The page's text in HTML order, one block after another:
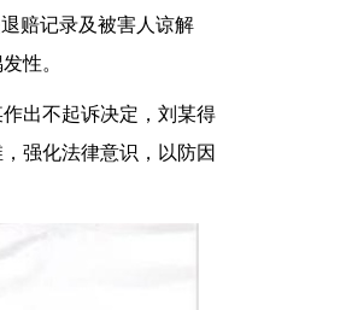
赔记录及被害人谅解
性。
出不起诉决定，刘某得
强化法律意识，以防因